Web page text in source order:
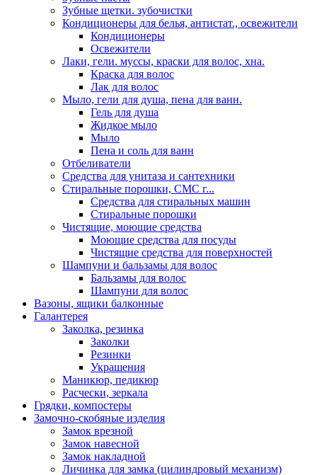
Зубные щетки. зубочистки
Кондиционеры для белья, антистат., освежители
Кондиционеры
Освежители
Лаки, гели. муссы, краски для волос, хна.
Краска для волос
Лак для волос
Мыло, гели для душа, пена для ванн.
Гель для душа
Жидкое мыло
Мыло
Пена и соль для ванн
Отбеливатели
Средства для унитаза и сантехники
Стиральные порошки, СМС г...
Средства для стиральных машин
Стиральные порошки
Чистящие, моющие средства
Моющие средства для посуды
Чистящие средства для поверхностей
Шампуни и бальзамы для волос
Бальзамы для волос
Шампуни для волос
Вазоны, ящики балконные
Галантерея
Заколка, резинка
Заколки
Резинки
Украшения
Маникюр, педикюр
Расчески, зеркала
Грядки, компостеры
Замочно-скобяные изделия
Замок врезной
Замок навесной
Замок накладной
Личинка для замка (цилиндровый механизм)